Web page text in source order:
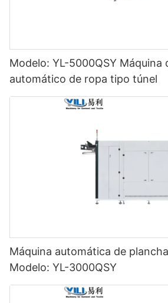
Modelo: YL-5000QSY Máquina
automático de ropa tipo túnel
Máquina automática de
Modelo: YL-3000QSY